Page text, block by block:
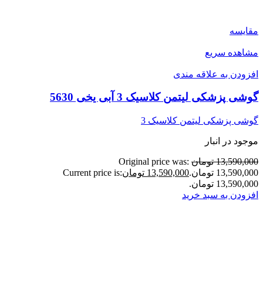
مقایسه
مشاهده سریع
افزودن به علاقه مندی
گوشی پزشکی لیتمن کلاسیک 3 آبی یخی 5630
گوشی پزشکی لیتمن کلاسیک 3
موجود در انبار
13,590,000 تومان
Original price was:
13,590,000 تومان.
13,590,000 تومان
Current price is:
13,590,000 تومان.
افزودن به سبد خرید